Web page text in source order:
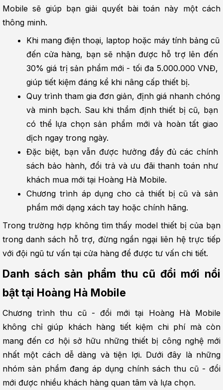
Mobile sẽ giúp bạn giải quyết bài toán này một cách
thông minh.
Khi mang điện thoại, laptop hoặc máy tính bảng cũ
đến cửa hàng, bạn sẽ nhận được hỗ trợ lên đến
30% giá trị sản phẩm mới - tối đa 5.000.000 VNĐ,
giúp tiết kiệm đáng kể khi nâng cấp thiết bị.
Quy trình tham gia đơn giản, định giá nhanh chóng
và minh bạch. Sau khi thẩm định thiết bị cũ, bạn
có thể lựa chọn sản phẩm mới và hoàn tất giao
dịch ngay trong ngày.
Đặc biệt, bạn vẫn được hưởng đầy đủ các chính
sách bảo hành, đổi trả và ưu đãi thanh toán như
khách mua mới tại Hoàng Hà Mobile.
Chương trình áp dụng cho cả thiết bị cũ và sản
phẩm mới dạng xách tay hoặc chính hãng.
Trong trường hợp không tìm thấy model thiết bị của bạn
trong danh sách hỗ trợ, đừng ngần ngại liên hệ trực tiếp
với đội ngũ tư vấn tại cửa hàng để được tư vấn chi tiết.
Danh sách sản phẩm thu cũ đổi mới nổi
bật tại Hoàng Hà Mobile
Chương trình thu cũ - đổi mới tại Hoàng Hà Mobile
không chỉ giúp khách hàng tiết kiệm chi phí mà còn
mang đến cơ hội sở hữu những thiết bị công nghệ mới
nhất một cách dễ dàng và tiện lợi. Dưới đây là những
nhóm sản phẩm đang áp dụng chính sách thu cũ - đổi
mới được nhiều khách hàng quan tâm và lựa chọn.